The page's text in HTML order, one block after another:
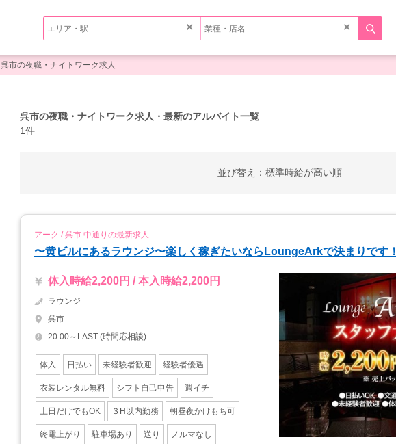
× ×
呉市の夜職・ナイトワーク求人
呉市の夜職・ナイトワーク求人・最新のアルバイト一覧
1件
並び替え： 標準時給が高い順
アーク / 呉市 中通りの最新求人
〜黄ビルにあるラウンジ〜楽しく稼ぎたいならLoungeArkで決まりです！
体入時給2,200円 / 本入時給2,200円
ラウンジ
呉市
20:00～LAST (時間応相談)
体入 日払い 未経験者歓迎 経験者優遇
衣装レンタル無料 シフト自己申告 週イチ
土日だけでもOK ３H以内勤務 朝昼夜かけもち可
終電上がり 駐車場あり 送り ノルマなし